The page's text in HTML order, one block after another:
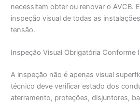
necessitam obter ou renovar o AVCB.
inspeção visual de todas as
tensão.
Inspeção Visual Obrigatória Conforme
A inspeção não é apenas visual
técnico deve verificar estado dos
aterramento, proteções, disjuntores,